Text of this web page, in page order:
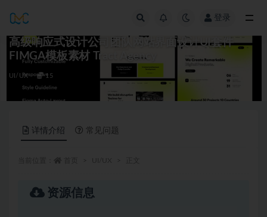
登录
高级响应式设计公司团队网站界面设计UI套件
FIMGA模板素材 Tract Agency
UI/UX 15
详情介绍 常见问题
资源信息